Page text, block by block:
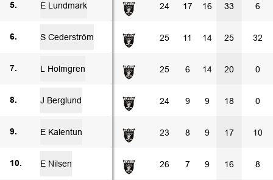
5. E Lundmark 24 17 16 33 6
6. S Cederström 25 11 14 25 32
7. L Holmgren 25 6 14 20 0
8. J Berglund 24 9 9 18 0
9. E Kalentun 23 8 9 17 10
10. E Nilsen 26 7 9 16 8